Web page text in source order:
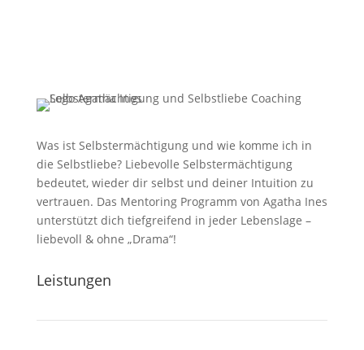
Was ist Selbstermächtigung und wie komme ich in
die Selbstliebe? Liebevolle Selbstermächtigung
bedeutet, wieder dir selbst und deiner Intuition zu
vertrauen. Das Mentoring Programm von Agatha Ines
unterstützt dich tiefgreifend in jeder Lebenslage –
liebevoll & ohne „Drama“!
Leistungen